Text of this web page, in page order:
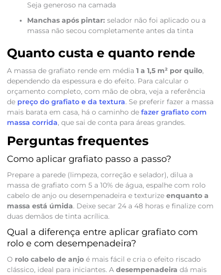
Seja generoso na camada
Manchas após pintar: selador não foi aplicado ou a
massa não secou completamente antes da tinta
Quanto custa e quanto rende
A massa de grafiato rende em média 1 a 1,5 m² por quilo,
dependendo da espessura e do efeito. Para calcular o
orçamento completo, com mão de obra, veja a referência
de preço do grafiato e da textura. Se preferir fazer a massa
mais barata em casa, há o caminho de fazer grafiato com
massa corrida, que sai de conta para áreas grandes.
Perguntas frequentes
Como aplicar grafiato passo a passo?
Prepare a parede (limpeza, correção e selador), dilua a
massa de grafiato com 5 a 10% de água, espalhe com rolo
cabelo de anjo ou desempenadeira e texturize enquanto a
massa está úmida. Deixe secar 24 a 48 horas e finalize com
duas demãos de tinta acrílica.
Qual a diferença entre aplicar grafiato com
rolo e com desempenadeira?
O rolo cabelo de anjoé mais fácil e cria o efeito riscado
clássico, ideal para iniciantes. A desempenadeira dá mais